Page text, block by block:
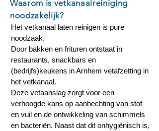
Waarom is vetkanaalreiniging
noodzakelijk?
Het vetkanaal laten reinigen is pure
noodzaak.
Door bakken en frituren ontstaat in
restaurants, snackbars en
(bedrijfs)keukens in Arnhem vetafzetting in
het vetkanaal.
Deze vetaanslag zorgt voor een
verhoogde kans op aanhechting van stof
en vuil en de ontwikkeling van schimmels
en bacteriën. Naast dat dit onhygiënisch is,